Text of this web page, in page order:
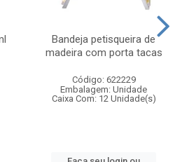
Bandeja petisqueira de
madeira com porta tacas
Código: 622229
Embalagem: Unidade
Caixa Com: 12 Unidade(s)